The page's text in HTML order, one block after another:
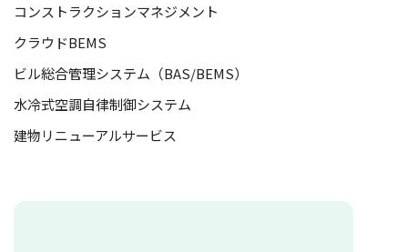
コンストラクションマネジメント
クラウドBEMS
ビル総合管理システム（BAS/BEMS）
水冷式空調自律制御システム
建物リニューアルサービス